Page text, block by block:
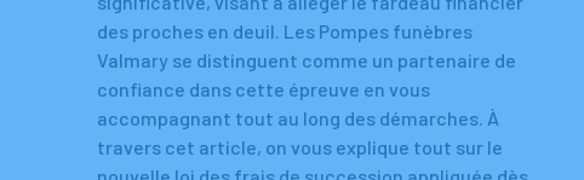
des proches en deuil. Les Pompes funèbres
Valmary se distinguent comme un partenaire de
confiance dans cette épreuve en vous
accompagnant tout au long des démarches. À
travers cet article, on vous explique tout sur le